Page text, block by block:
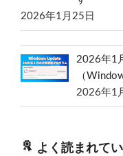
2026年1月25日
2026年1
（
2026年1
よく読まれて